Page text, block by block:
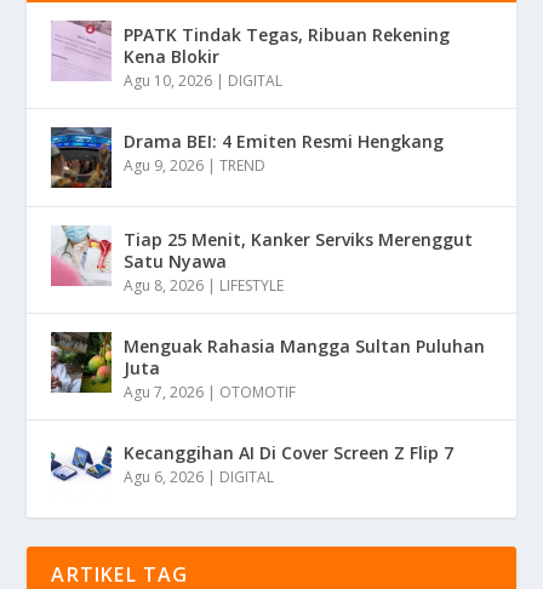
PPATK Tindak Tegas, Ribuan Rekening
Kena Blokir
Agu 10, 2026 | DIGITAL
Drama BEI: 4 Emiten Resmi Hengkang
Agu 9, 2026 |TREND
Tiap 25 Menit, Kanker Serviks Merenggut
Satu Nyawa
Agu 8, 2026 | LIFESTYLE
Menguak Rahasia Mangga Sultan Puluhan
Juta
Agu 7, 2026 | OTOMOTIF
Kecanggihan AI Di Cover Screen Z Flip 7
Agu 6, 2026 | DIGITAL
ARTIKEL TAG